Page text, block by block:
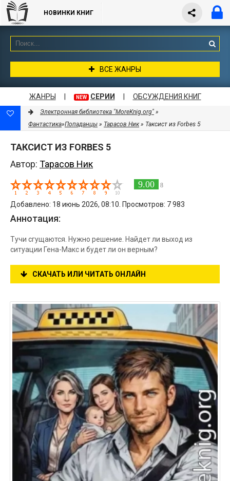
НОВИНКИ КНИГ
ВСЕ ЖАНРЫ
ЖАНРЫ NEW СЕРИИ ОБСУЖДЕНИЯ КНИГ
Электронная библиотека "MoreKnig.org" »
Фантастика»Попаданцы » Тарасов Ник» Таксист из Forbes 5
ТАКСИСТ ИЗ FORBES 5
Автор: Тарасов Ник
9.00 8
Добавлено: 18 июнь 2026, 08:10. Просмотров: 7 983
Аннотация:
Тучи сгущаются. Нужно решение. Найдет ли выход из
ситуации Гена-Макс и будет ли он верным?
СКАЧАТЬ ИЛИ ЧИТАТЬ ОНЛАЙН